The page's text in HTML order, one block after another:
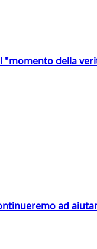
"momento della
ad